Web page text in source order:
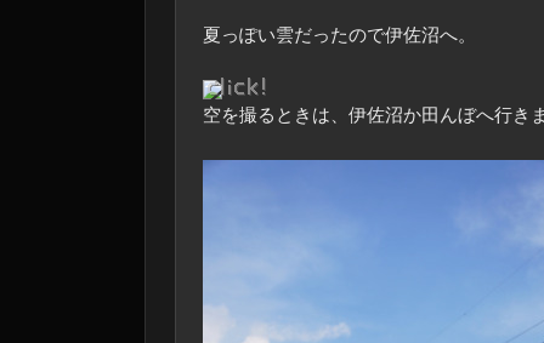
夏っぽい雲だったので伊佐沼へ。
空を撮るときは、伊佐沼か田んぼへ行き